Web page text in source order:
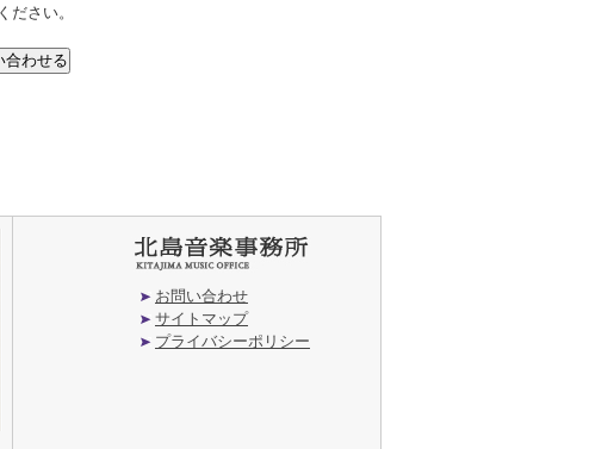
ださい。
お問い合わせ
サイトマップ
プライバシーポリシー